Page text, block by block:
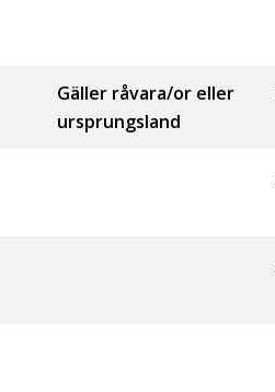
Gäller råvara/or eller
ursprungsland